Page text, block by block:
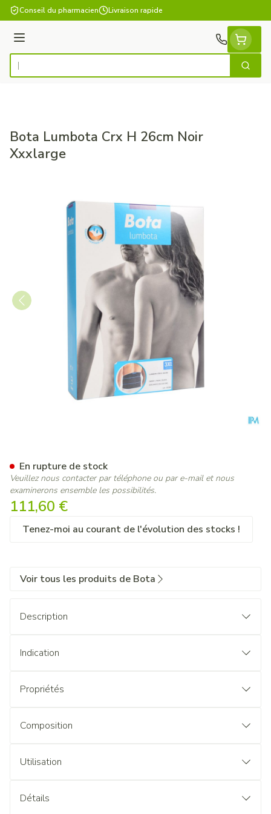
Aller au contenu
Conseil du pharmacien Livraison rapide
Menu
Rechercher
Bota Lumbota Crx H 26cm Noir
Xxxlarge
111,60 €
Tenez-moi au courant de l'évolution des stocks !
En rupture de stock
Veuillez nous contacter par téléphone ou par e-mail et nous
examinerons ensemble les possibilités.
Voir tous les produits de Bota
Description
Indication
Propriétés
Composition
Utilisation
Détails